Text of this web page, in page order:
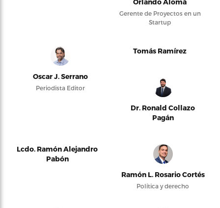
Orlando Alomá
Gerente de Proyectos en un
Startup
Oscar J. Serrano
Periodista Editor
Tomás Ramírez
Dr. Ronald Collazo
Pagán
Lcdo. Ramón Alejandro
Pabón
Ramón L. Rosario Cortés
Política y derecho